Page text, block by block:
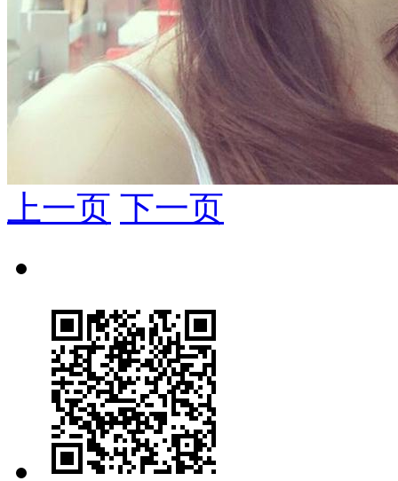
上一页 下一页